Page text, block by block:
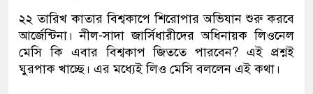
২২ তারিখ কাতার বিশ্বকাপে শিরোপার অভিযান শুরু করবে
আর্জেন্টিনা। নীল-সাদা জার্সিধারীদের অধিনায়ক লিওনেল
মেসি কি এবার বিশ্বকাপ জিততে পারবেন? এই প্রশ্নই
ঘুরপাক খাচ্ছে। এর মধ্যেই লিও মেসি বললেন এই কথা।